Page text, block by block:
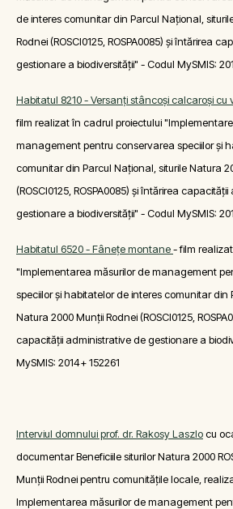
de interes comunitar din Parcul Național,
Rodnei (ROSCI0125, ROSPA0085) și întărirea
gestionare a biodiversității" - Codul MySMIS:
Habitatul 8210 - Versanţi stâncoşi calcaroşi cu
film realizat în cadrul proiectului
management pentru conservarea speciilor și
comunitar din Parcul Național, siturile Natura
(ROSCI0125, ROSPA0085) și întărirea
gestionare a biodiversității" - Codul MySMIS:
Habitatul 6520 - Fâneţe montane- film
"Implementarea măsurilor de management
speciilor și habitatelor de interes comunitar din
Natura 2000 Munții Rodnei (ROSCI0125,
capacității administrative de gestionare a
MySMIS: 2014+ 152261
Interviul domnului prof. dr. Rakosy Laszlocu
documentar Beneficiile siturilor Natura 2000
Munții Rodnei pentru comunitățile locale,
Implementarea măsurilor de management